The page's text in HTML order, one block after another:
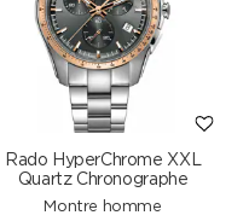
Rado HyperChrome XXL
Quartz Chronographe
Montre homme